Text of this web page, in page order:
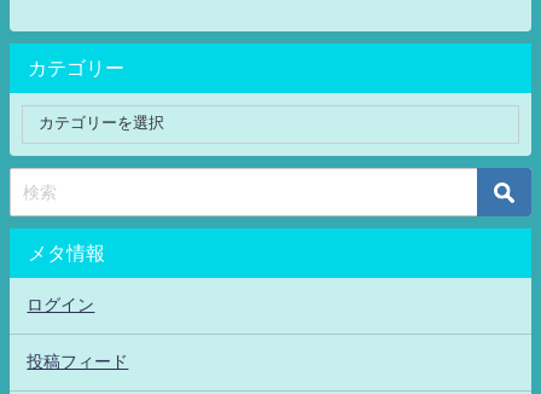
カテゴリー
メタ情報
ログイン
投稿フィード